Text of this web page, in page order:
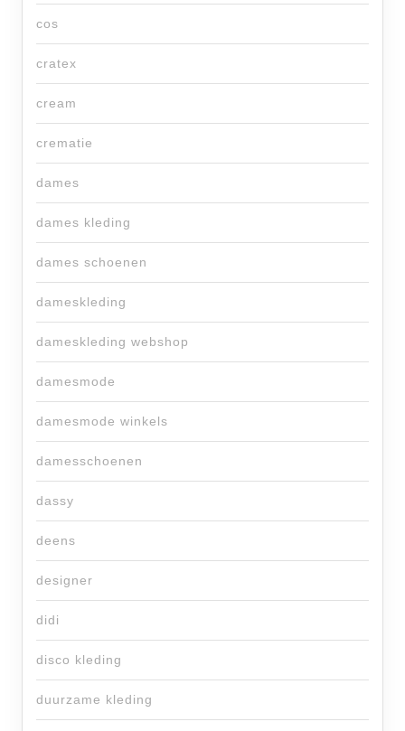
cos
cratex
cream
crematie
dames
dames kleding
dames schoenen
dameskleding
dameskleding webshop
damesmode
damesmode winkels
damesschoenen
dassy
deens
designer
didi
disco kleding
duurzame kleding